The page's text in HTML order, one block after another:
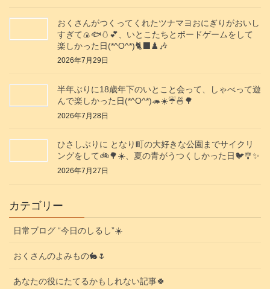
おくさんがつくってくれたツナマヨおにぎりがおいし
すぎて🍙🐟️🥚💕、いとこたちとボードゲームをして
楽しかった日(*^O^*)🐈‍⬛♟️🎶
2026年7月29日
半年ぶりに18歳年下のいとこと会って、しゃべって遊
んで楽しかった日(*^O^*)🦔☀️☔🍜🌳
2026年7月28日
ひさしぶりに となり町の大好きな公園までサイクリ
ングをして🚲️🌳☀️、夏の青がうつくしかった日🐦️🎐✨️
2026年7月27日
カテゴリー
日常ブログ “今日のしるし”☀️
おくさんのよみもの🐇🌷
あなたの役にたてるかもしれない記事🍀